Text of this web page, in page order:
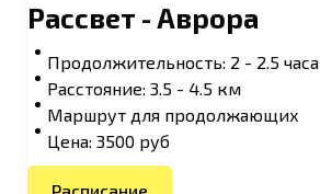
Рассвет - Аврора
Продолжительность: 2 - 2.5 часа
Расстояние: 3.5 - 4.5 км
Маршрут для продолжающих
Цена: 3500 руб